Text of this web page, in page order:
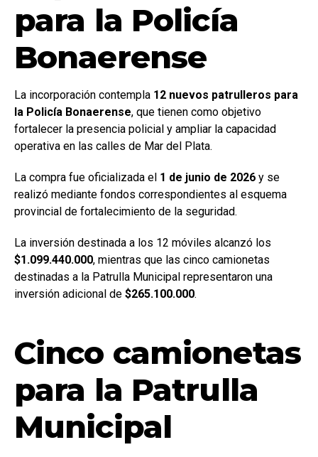
para la Policía
Bonaerense
La incorporación contempla 12 nuevos patrulleros para
la Policía Bonaerense, que tienen como objetivo
fortalecer la presencia policial y ampliar la capacidad
operativa en las calles de Mar del Plata.
La compra fue oficializada el 1 de junio de 2026 y se
realizó mediante fondos correspondientes al esquema
provincial de fortalecimiento de la seguridad.
La inversión destinada a los 12 móviles alcanzó los
$1.099.440.000, mientras que las cinco camionetas
destinadas a la Patrulla Municipal representaron una
inversión adicional de $265.100.000.
Cinco camionetas
para la Patrulla
Municipal